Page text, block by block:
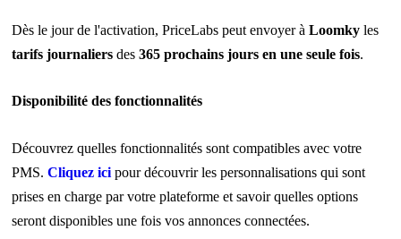
Dès le jour de l'activation, PriceLabs peut envoyer à Loomkyles
tarifs journaliersdes 365 prochains jours en une seule fois.
Disponibilité des fonctionnalités
Découvrez quelles fonctionnalités sont compatibles avec votre
PMS. Cliquez icipour découvrir les personnalisations qui sont
prises en charge par votre plateforme et savoir quelles options
seront disponibles une fois vos annonces connectées.